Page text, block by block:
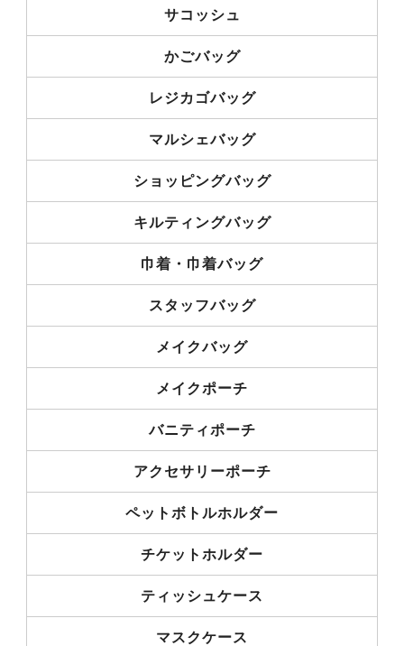
サコッシュ
かごバッグ
レジカゴバッグ
マルシェバッグ
ショッピングバッグ
キルティングバッグ
巾着・巾着バッグ
スタッフバッグ
メイクバッグ
メイクポーチ
バニティポーチ
アクセサリーポーチ
ペットボトルホルダー
チケットホルダー
ティッシュケース
マスクケース